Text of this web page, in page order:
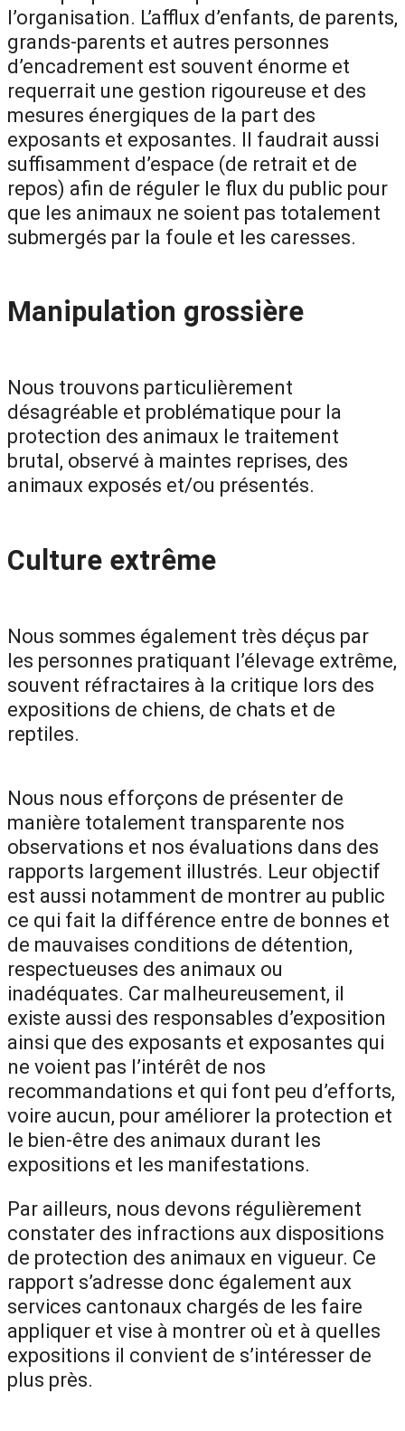
l’organisation. L’afflux d’enfants, de parents,
grands-parents et autres personnes
d’encadrement est souvent énorme et
requerrait une gestion rigoureuse et des
mesures énergiques de la part des
exposants et exposantes. Il faudrait aussi
suffisamment d’espace (de retrait et de
repos) afin de réguler le flux du public pour
que les animaux ne soient pas totalement
submergés par la foule et les caresses.
Manipulation grossière
Nous trouvons particulièrement
désagréable et problématique pour la
protection des animaux le traitement
brutal, observé à maintes reprises, des
animaux exposés et/ou présentés.
Culture extrême
Nous sommes également très déçus par
les personnes pratiquant l’élevage extrême,
souvent réfractaires à la critique lors des
expositions de chiens, de chats et de
reptiles.
Nous nous efforçons de présenter de
manière totalement transparente nos
observations et nos évaluations dans des
rapports largement illustrés. Leur objectif
est aussi notamment de montrer au public
ce qui fait la différence entre de bonnes et
de mauvaises conditions de détention,
respectueuses des animaux ou
inadéquates. Car malheureusement, il
existe aussi des responsables d’exposition
ainsi que des exposants et exposantes qui
ne voient pas l’intérêt de nos
recommandations et qui font peu d’efforts,
voire aucun, pour améliorer la protection et
le bien-être des animaux durant les
expositions et les manifestations.
Par ailleurs, nous devons régulièrement
constater des infractions aux dispositions
de protection des animaux en vigueur. Ce
rapport s’adresse donc également aux
services cantonaux chargés de les faire
appliquer et vise à montrer où et à quelles
expositions il convient de s’intéresser de
plus près.